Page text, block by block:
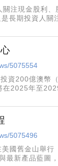
注現金股利
長期投資人關
5075554
資200億澳幣
2025年至
5075496
國舊金山舉
新產品藍圖